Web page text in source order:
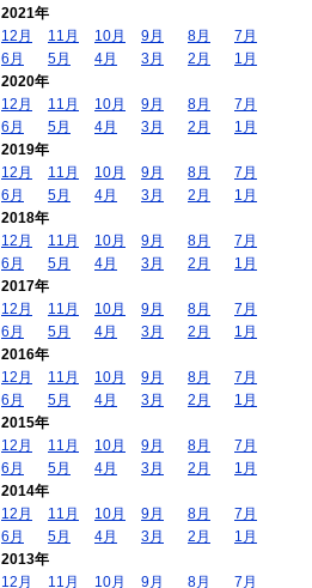
2021年
12月
11月 10月 9月 8月
7月
6月
5月 4月 3月 2月
1月
2020年
12月
11月 10月 9月 8月
7月
6月
5月 4月 3月 2月
1月
2019年
12月
11月 10月 9月 8月
7月
6月
5月 4月 3月 2月
1月
2018年
12月
11月 10月 9月 8月
7月
6月
5月 4月 3月 2月
1月
2017年
12月
11月 10月 9月 8月
7月
6月
5月 4月 3月 2月
1月
2016年
12月
11月 10月 9月 8月
7月
6月
5月 4月 3月 2月
1月
2015年
12月
11月 10月 9月 8月
7月
6月
5月 4月 3月 2月
1月
2014年
12月
11月 10月 9月 8月
7月
6月
5月 4月 3月 2月
1月
2013年
12月
11月 10月 9月 8月 7月